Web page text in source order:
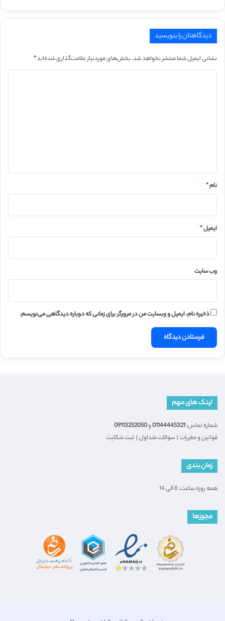
دیدگاهتان را بنویسید
نشانی ایمیل شما منتشر نخواهد شد.بخش‌های موردنیاز علامت‌گذاری شده‌اند*
نام*
ایمیل*
وب‌ سایت
ذخیره نام، ایمیل و وبسایت من در مرورگر برای زمانی که دوباره دیدگاهی می‌نویسم.
لینک های مهم
شماره تماس:01144445321و09113252050
قوانین و مقررات | سوالات متداول | ثبت شکایت
زمان بندی
همه روزه ساعت: 8 الی 14
مجوزها